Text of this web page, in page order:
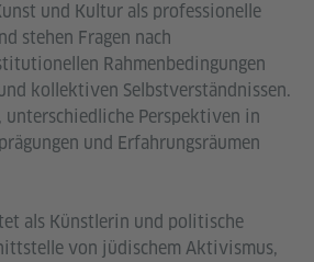
und Kultur als professionelle
stehen Fragen nach
Rahmenbedingungen
kollektiven Selbstverständnissen.
unterschiedliche Perspektiven in
und Erfahrungsräumen
als Künstlerin und politische
von jüdischem Aktivismus,